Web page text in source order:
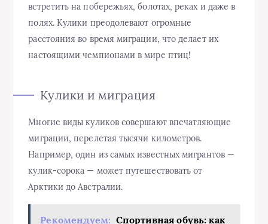
встретить на побережьях, болотах, реках и даже в
полях. Кулики преодолевают огромные
расстояния во время миграции, что делает их
настоящими чемпионами в мире птиц!
Кулики и миграция
Многие виды куликов совершают впечатляющие
миграции, перелетая тысячи километров.
Например, один из самых известных мигрантов —
кулик-сорока — может путешествовать от
Арктики до Австралии.
Рекомендуем: Спортивная обувь: как